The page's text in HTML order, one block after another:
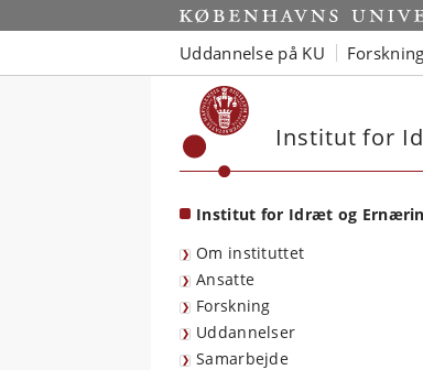
Start
Uddannelse på KU
Institut for
Institut for Idræt og
Om instituttet
Ansatte
Forskning
Uddannelser
Samarbejde